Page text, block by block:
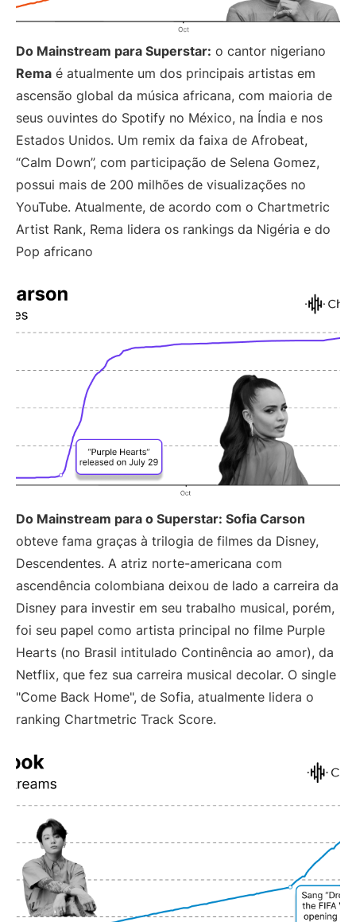
Do Mainstream para Superstar: o cantor nigeriano
Rema é atualmente um dos principais artistas em
ascensão global da música africana, com maioria de
seus ouvintes do Spotify no México, na Índia e nos
Estados Unidos. Um remix da faixa de Afrobeat,
“Calm Down”, com participação de Selena Gomez,
possui mais de 200 milhões de visualizações no
YouTube. Atualmente, de acordo com o Chartmetric
Artist Rank, Rema lidera os rankings da Nigéria e do
Pop africano
Do Mainstream para o Superstar: Sofia Carson
obteve fama graças à trilogia de filmes da Disney,
Descendentes. A atriz norte-americana com
ascendência colombiana deixou de lado a carreira da
Disney para investir em seu trabalho musical, porém,
foi seu papel como artista principal no filme Purple
Hearts (no Brasil intitulado Continência ao amor), da
Netflix, que fez sua carreira musical decolar. O single
"Come Back Home", de Sofia, atualmente lidera o
ranking Chartmetric Track Score.